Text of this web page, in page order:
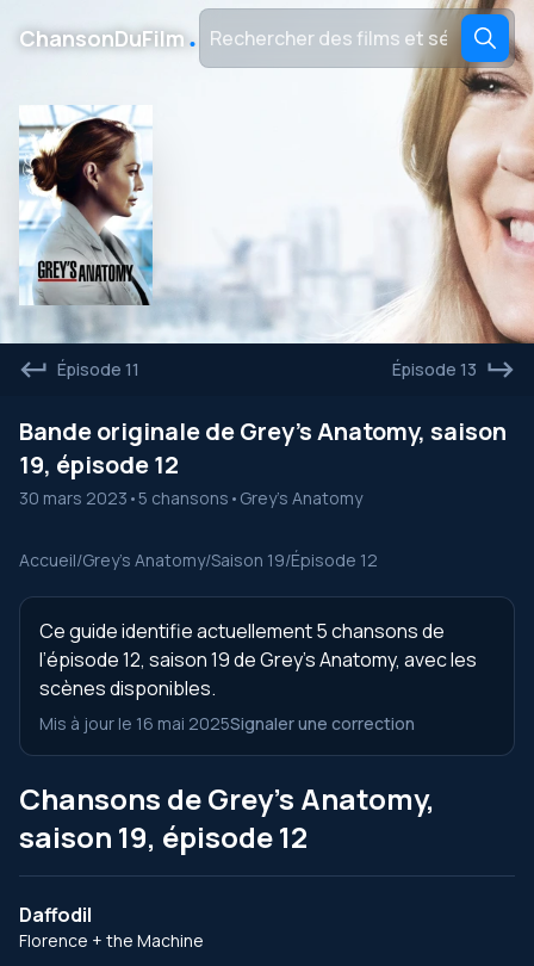
ChansonDuFilm․
Épisode 11 Épisode 13
Bande originale de Grey’s Anatomy, saison
19, épisode 12
30 mars 2023 •5 chansons • Grey's Anatomy
Accueil/Grey’s Anatomy/Saison 19/Épisode 12
Ce guide identifie actuellement 5 chansons de
l’épisode 12, saison 19 de Grey’s Anatomy, avec les
scènes disponibles.
Mis à jour le 16 mai 2025Signaler une correction
Chansons de Grey’s Anatomy,
saison 19, épisode 12
Daffodil
Florence + the Machine